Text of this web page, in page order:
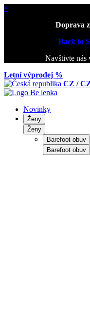
×
Doprava
Back to
Navštivte nás
Letní výprodej %
CZ /
Novinky
Ženy
Ženy
Barefoot obuv
Barefoot obuv